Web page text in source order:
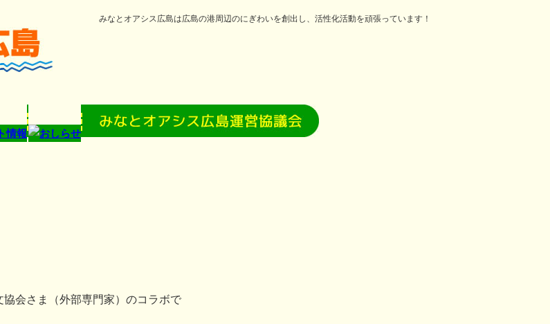
みなとオアシス広島は広島の港周辺のにぎわいを創出し、活性化活動を頑張っています！
会さま（外部専門家）のコラボで